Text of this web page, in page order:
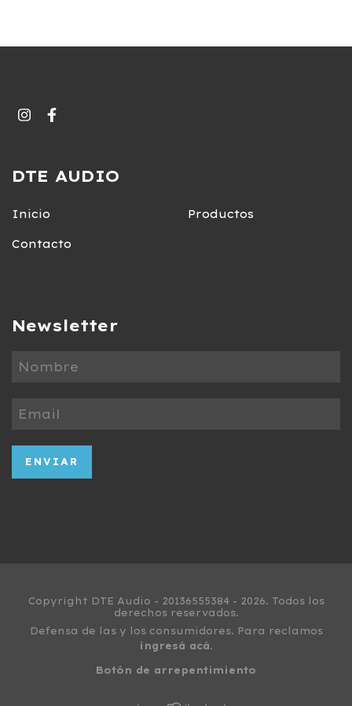
DTE AUDIO
Inicio Productos
Contacto
Newsletter
Copyright DTE Audio - 20136555384 - 2026. Todos los
derechos reservados.
Defensa de las y los consumidores. Para reclamos
ingresá acá.
Botón de arrepentimiento